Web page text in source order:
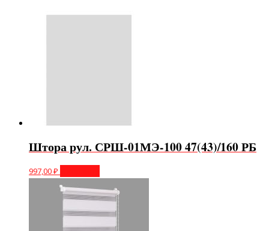
Штора рул. СРШ-01МЭ-100 47(43)/160 РБ
997,00₽